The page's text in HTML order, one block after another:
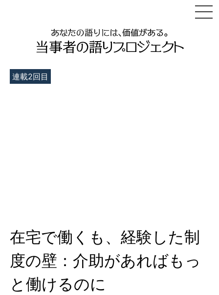
連載2回目
在宅で働くも、経験した制
度の壁：介助があればもっ
と働けるのに